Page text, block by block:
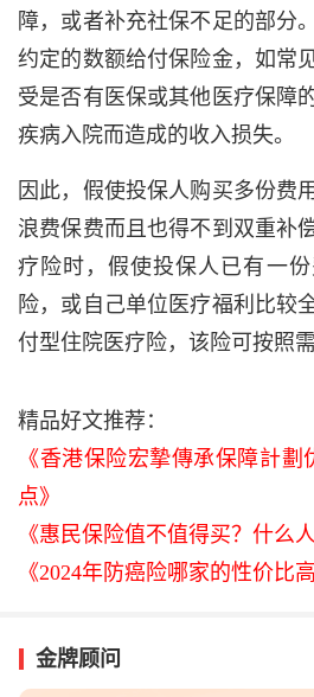
障，或者补充社保不足的部分
约定的数额给付保险金，如常
受是否有医保或其他医疗保障
疾病入院而造成的收入损失。
因此，假使投保人购买多份费
浪费保费而且也得不到双重补
疗险时，假使投保人已有一
险，或自己单位医疗福利比较
付型住院医疗险，该险可按照
精品好文推荐：
《香港保险宏摯傳承保障計
点》
《惠民保险值不值得买？什么
《2024年防癌险哪家的性价比
金牌顾问